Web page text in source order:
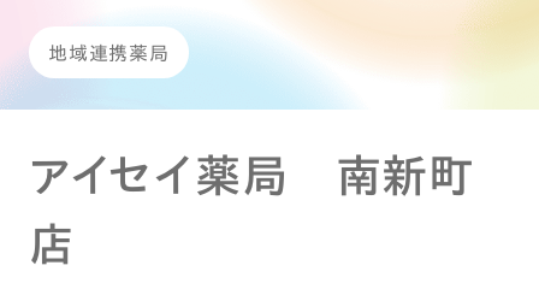
地域連携薬局
アイセイ薬局 南新町
店